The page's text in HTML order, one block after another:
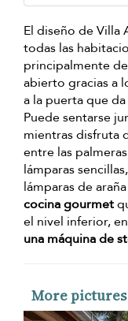
El diseño de Villa
todas las
principalmente
abierto gracias a
a la puerta que
Puede sentarse
mientras disfruta
entre las
lámparas
lámparas de
cocina gourmet
el nivel inferior,
una máquina de
More pictures